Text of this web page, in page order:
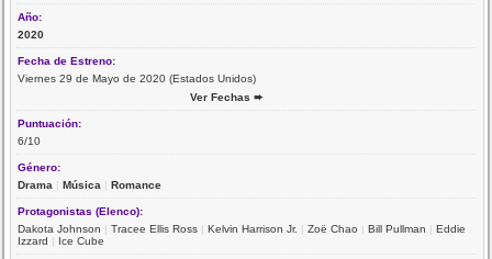
Año:
2020
Fecha de Estreno:
Viernes 29 de Mayo de 2020 (Estados Unidos)
Ver Fechas ➨
Puntuación:
6/10
Género:
Drama |Música |Romance
Protagonistas (Elenco):
Dakota Johnson |Tracee Ellis Ross |Kelvin Harrison Jr. |Zoë Chao |Bill Pullman |Eddie
Izzard | Ice Cube